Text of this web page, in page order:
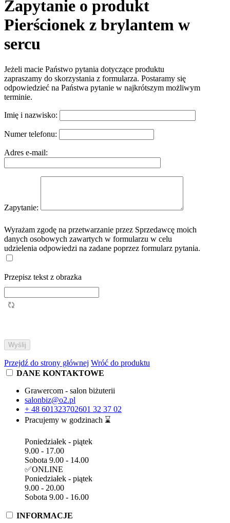
Zapytanie o produkt
Pierścionek z brylantem w
sercu
Jeżeli macie Państwo pytania dotyczące produktu
zapraszamy do skorzystania z formularza. Postaramy się
odpowiedzieć na Państwa pytanie w najkrótszym możliwym
terminie.
Imię i nazwisko:
Numer telefonu:
Adres e-mail:
Zapytanie:
Wyrażam zgodę na przetwarzanie przez Sprzedawcę moich
danych osobowych zawartych w formularzu w celu
udzielenia odpowiedzi na zadane poprzez formularz pytania.
Przepisz tekst z obrazka
Przejdź do strony głównej Wróć do produktu
DANE KONTAKTOWE
Grawercom - salon biżuterii
salonbiz@o2.pl
+ 48 601323702601 32 37 02
Pracujemy w godzinach ⌛
Poniedziałek - piątek
9.00 - 17.00
Sobota 9.00 - 14.00
✅ONLINE
Poniedziałek - piątek
9.00 - 20.00
Sobota 9.00 - 16.00
INFORMACJE